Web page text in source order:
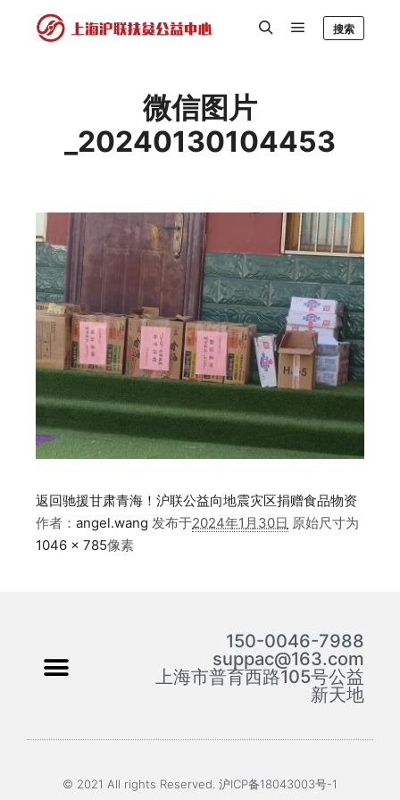
搜索
微信图片
_20240130104453
返回驰援甘肃青海！沪联公益向地震灾区捐赠食品物资
作者： angel.wang 发布于2024年1月30日 原始尺寸为
1046 × 785像素
150-0046-7988
suppac@163.com
上海市普育西路105号公益
新天地
© 2021 All rights Reserved. 沪ICP备18043003号-1